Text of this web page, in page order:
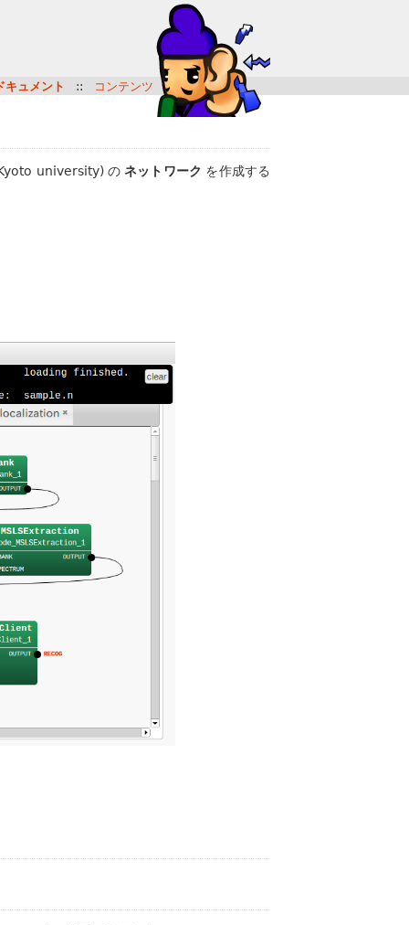
ュメント :: コンテンツ
university) のネットワーク を作成する